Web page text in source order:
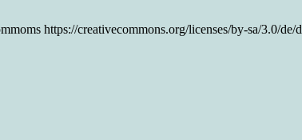
https://creativecommons.org/licenses/by-sa/3.0/de/